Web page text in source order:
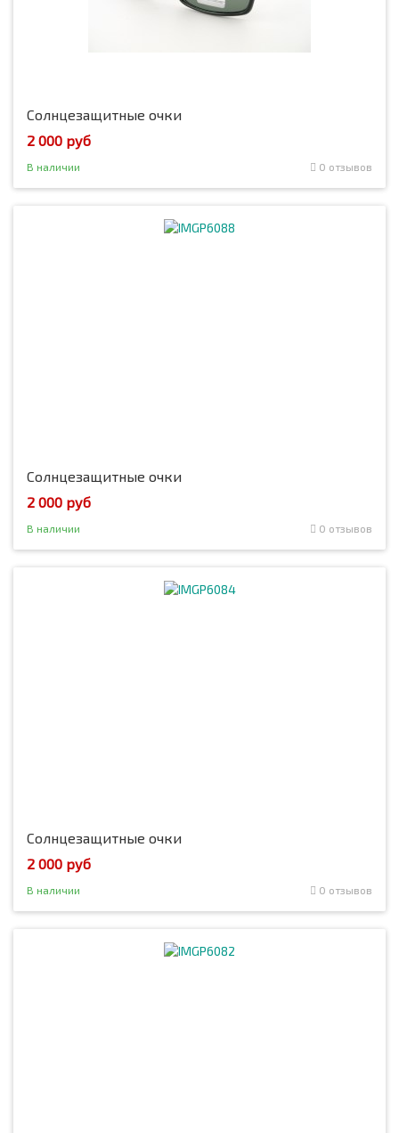
Солнцезащитные очки
2 000 руб
В наличии 0 отзывов
Солнцезащитные очки
2 000 руб
В наличии 0 отзывов
Солнцезащитные очки
2 000 руб
В наличии 0 отзывов